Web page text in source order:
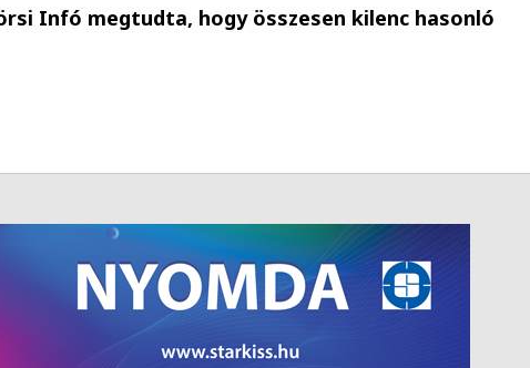
Infó megtudta, hogy összesen kilenc hasonló